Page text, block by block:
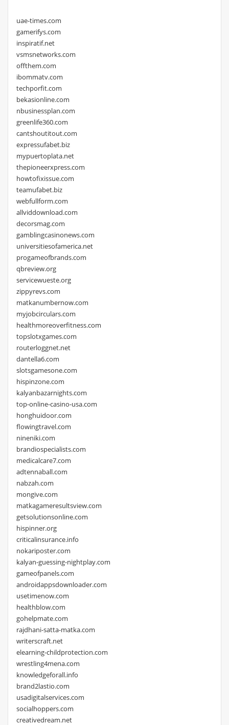
uae-times.com
gamerifys.com
inspiratif.net
vsmsnetworks.com
offthem.com
ibommatv.com
techporfit.com
bekasionline.com
nbusinessplan.com
greenlife360.com
cantshoutitout.com
expressufabet.biz
mypuertoplata.net
thepioneerxpress.com
howtofixissue.com
teamufabet.biz
webfullform.com
allviddownload.com
decorsmag.com
gamblingcasinonews.com
universitiesofamerica.net
progameofbrands.com
qbreview.org
servicewueste.org
zippyrevs.com
matkanumbernow.com
myjobcirculars.com
healthmoreoverfitness.com
topslotxgames.com
routerloggnet.net
dantella6.com
slotsgamesone.com
hispinzone.com
kalyanbazarnights.com
top-online-casino-usa.com
honghuidoor.com
flowingtravel.com
nineniki.com
brandiospecialists.com
medicalcare7.com
adtennaball.com
nabzah.com
mongive.com
matkagameresultsview.com
getsolutionsonline.com
hispinner.org
criticalinsurance.info
nokariposter.com
kalyan-guessing-nightplay.com
gameofpanels.com
androidappsdownloader.com
usetimenow.com
healthblow.com
gohelpmate.com
rajdhani-satta-matka.com
writerscraft.net
elearning-childprotection.com
wrestling4mena.com
knowledgeforall.info
brand2lastio.com
usadigitalservices.com
socialhoppers.com
creativedream.net